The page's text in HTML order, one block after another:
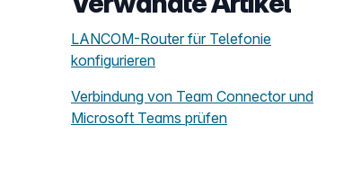
LANCOM-Router für Telefonie
konfigurieren
Verbindung von Team Connector und
Microsoft Teams prüfen